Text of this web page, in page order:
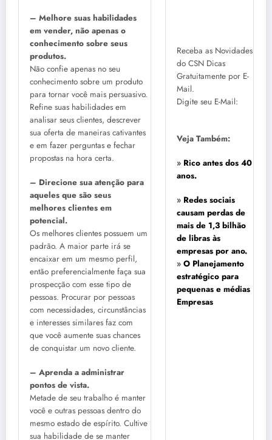
– Melhore suas habilidades
em vender, não apenas o
conhecimento sobre seus
produtos.
Não confie apenas no seu
conhecimento sobre um produto
para tornar você mais persuasivo.
Refine suas habilidades em
analisar seus clientes, descrever
sua oferta de maneiras cativantes
e em fazer perguntas e fechar
propostas na hora certa.
– Direcione sua atenção para
aqueles que são seus
melhores clientes em
potencial.
Os melhores clientes possuem um
padrão. A maior parte irá se
encaixar em um mesmo perfil,
então preferencialmente faça sua
prospecção com esse tipo de
pessoas. Procurar por pessoas
com necessidades, circunstâncias
e interesses similares faz com
que você aumente suas chances
de conquistar um novo cliente.
– Aprenda a administrar
pontos de vista.
Metade de seu trabalho é manter
você e outras pessoas dentro do
mesmo estado de espírito. Cultive
sua habilidade de se manter
Receba as Novidades
do CSN Dicas
Gratuitamente por E-
Mail.
Digite seu E-Mail:
Veja Também:
» Rico antes dos 40
anos.
» Redes sociais
causam perdas de
mais de 1,3 bilhão
de libras às
empresas por ano.
» O Planejamento
estratégico para
pequenas e médias
Empresas